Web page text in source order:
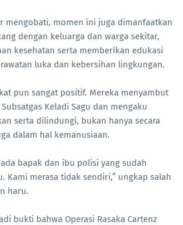
mengobati, momen ini juga dimanfaatkan
dengan keluarga dan warga sekitar,
kesehatan serta memberikan edukasi
luka dan kebersihan lingkungan.
pun sangat positif. Mereka menyambut
Keladi Sagu dan mengaku
serta dilindungi, bukan hanya secara
dalam hal kemanusiaan.
bapak dan ibu polisi yang sudah
Kami merasa tidak sendiri,” ungkap salah
haru.
bukti bahwa Operasi Rasaka Cartenz